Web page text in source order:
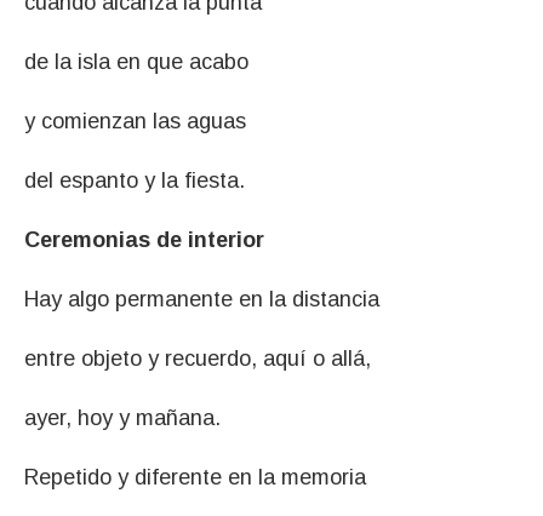
de la isla en que acabo
y comienzan las aguas
del espanto y la fiesta.
Ceremonias de interior
Hay algo permanente en la distancia
entre objeto y recuerdo, aquí o allá,
ayer, hoy y mañana.
Repetido y diferente en la memoria